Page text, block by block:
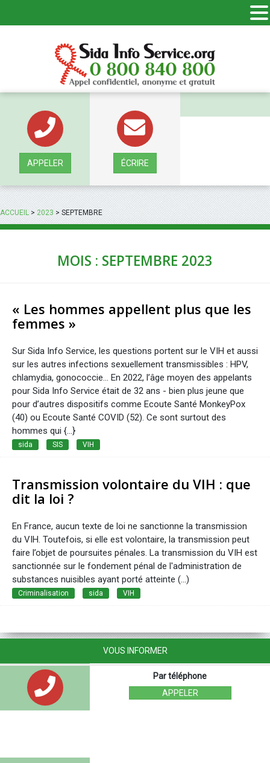
APPELER ÉCRIRE
ACCUEIL>2023> SEPTEMBRE
MOIS : SEPTEMBRE 2023
« Les hommes appellent plus que les
femmes »
Sur Sida Info Service, les questions portent sur le VIH et aussi
sur les autres infections sexuellement transmissibles : HPV,
chlamydia, gonococcie... En 2022, l’âge moyen des appelants
pour Sida Info Service était de 32 ans - bien plus jeune que
pour d’autres dispositifs comme Ecoute Santé MonkeyPox
(40) ou Ecoute Santé COVID (52). Ce sont surtout des
hommes qui {...}
sida SIS VIH
Transmission volontaire du VIH : que
dit la loi ?
En France, aucun texte de loi ne sanctionne la transmission
du VIH. Toutefois, si elle est volontaire, la transmission peut
faire l’objet de poursuites pénales. La transmission du VIH est
sanctionnée sur le fondement pénal de l'administration de
substances nuisibles ayant porté atteinte (...)
Criminalisation sida VIH
VOUS INFORMER
Par téléphone
APPELER